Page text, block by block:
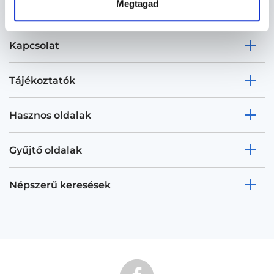
Megtagad
Kapcsolat
Tájékoztatók
Hasznos oldalak
Gyűjtő oldalak
Népszerű keresések